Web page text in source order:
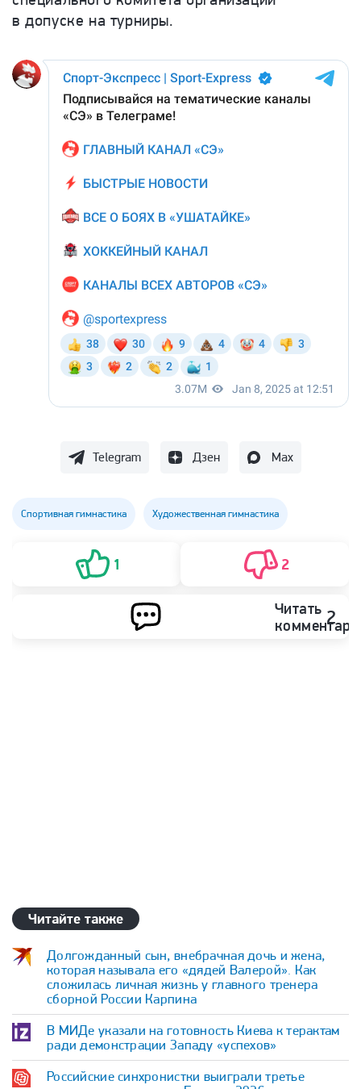
в допуске на турниры.
Telegram Дзен Max
Спортивная гимнастика Художественная гимнастика
1 2
Читать 2
Читайте также
Долгожданный сын, внебрачная дочь и жена,
которая называла его «дядей Валерой». Как
сложилась личная жизнь у главного тренера
сборной России Карпина
В МИДе указали на готовность Киева к терактам
ради демонстрации Западу «успехов»
Российские синхронистки выиграли третье